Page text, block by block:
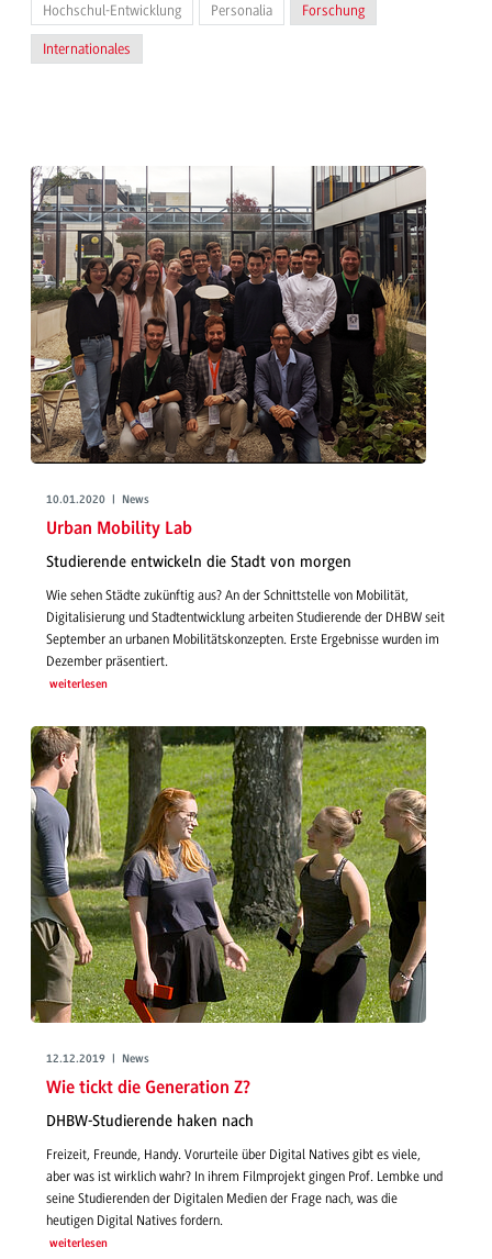
Hochschul-Entwicklung Personalia Forschung
Internationales
10.01.2020 | News
Urban Mobility Lab
Studierende entwickeln die Stadt von morgen
Wie sehen Städte zukünftig aus? An der Schnittstelle von Mobilität,
Digitalisierung und Stadtentwicklung arbeiten Studierende der DHBW seit
September an urbanen Mobilitätskonzepten. Erste Ergebnisse wurden im
Dezember präsentiert.
weiterlesen
12.12.2019 | News
Wie tickt die Generation Z?
DHBW-Studierende haken nach
Freizeit, Freunde, Handy. Vorurteile über Digital Natives gibt es viele,
aber was ist wirklich wahr? In ihrem Filmprojekt gingen Prof. Lembke und
seine Studierenden der Digitalen Medien der Frage nach, was die
heutigen Digital Natives fordern.
weiterlesen